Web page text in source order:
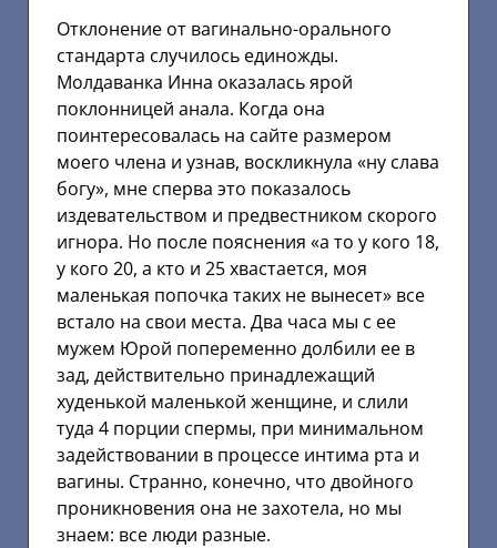
Отклонение от вагинально-орального
стандарта случилось единожды.
Молдаванка Инна оказалась ярой
поклонницей анала. Когда она
поинтересовалась на сайте размером
моего члена и узнав, воскликнула «ну слава
богу», мне сперва это показалось
издевательством и предвестником скорого
игнора. Но после пояснения «а то у кого 18,
у кого 20, а кто и 25 хвастается, моя
маленькая попочка таких не вынесет» все
встало на свои места. Два часа мы с ее
мужем Юрой попеременно долбили ее в
зад, действительно принадлежащий
худенькой маленькой женщине, и слили
туда 4 порции спермы, при минимальном
задействовании в процессе интима рта и
вагины. Странно, конечно, что двойного
проникновения она не захотела, но мы
знаем: все люди разные.